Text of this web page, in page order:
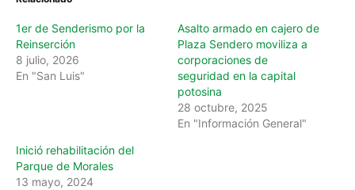
1er de Senderismo por la
Reinserción
8 julio, 2026
En "San Luis"
Asalto armado en cajero de
Plaza Sendero moviliza a
corporaciones de
seguridad en la capital
potosina
28 octubre, 2025
En "Información General"
Inició rehabilitación del
Parque de Morales
13 mayo, 2024